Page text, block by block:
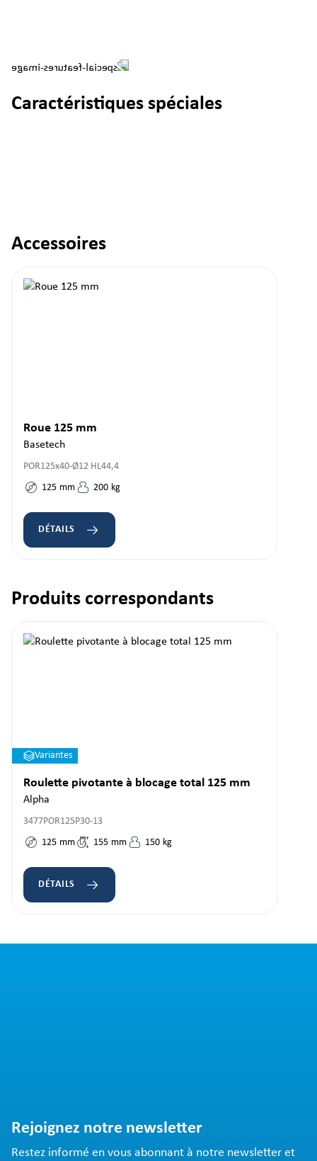
Caractéristiques spéciales
Ignorer la galerie de produits
Accessoires
Roue 125 mm
Basetech
POR125x40-Ø12 HL44,4
125 mm 200 kg
DÉTAILS
Ignorer la galerie de produits
Produits correspondants
Variantes
Roulette pivotante à blocage total 125 mm
Alpha
3477POR125P30-13
125 mm 155 mm 150 kg
DÉTAILS
Rejoignez notre newsletter
Restez informé en vous abonnant à notre newsletter et